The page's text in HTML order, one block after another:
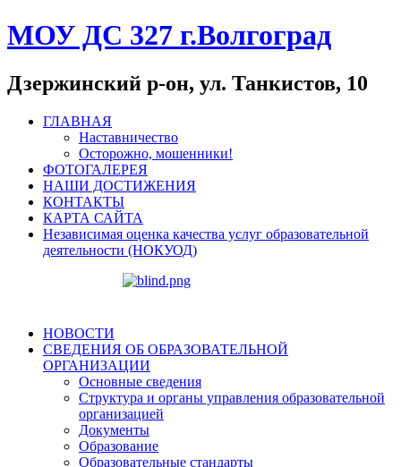
МОУ ДС 327 г.Волгоград
Дзержинский р-он, ул. Танкистов, 10
ГЛАВНАЯ
Наставничество
Осторожно, мошенники!
ФОТОГАЛЕРЕЯ
НАШИ ДОСТИЖЕНИЯ
КОНТАКТЫ
КАРТА САЙТА
Независимая оценка качества услуг образовательной
деятельности (НОКУОД)
НОВОСТИ
СВЕДЕНИЯ ОБ ОБРАЗОВАТЕЛЬНОЙ
ОРГАНИЗАЦИИ
Основные сведения
Структура и органы управления образовательной
организацией
Документы
Образование
Образовательные стандарты